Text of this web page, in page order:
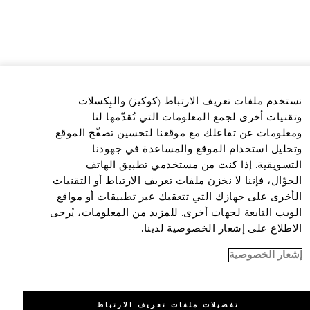
نستخدم ملفات تعريف الارتباط (كوكيز) والبِكسلات
وتقنيات أخرى لجمع المعلومات التي تُقدّمها لنا
ومعلومات عن تفاعلك مع موقعنا لتحسين تصفّح الموقع
وتحليل استخدام الموقع والمساعدة في جهودنا
التسويقية. إذا كنت من مستخدمي تطبيق الهاتف
الجوّال، فإننا لا نخزن ملفات تعريف الارتباط أو التقنيات
الأخرى على جهازك التي تتعقبك عبر تطبيقات أو مواقع
الويب التابعة لجهات أخرى. للمزيد من المعلومات، يُرجى
الاطلاع على إشعار الخصوصية لدينا.
إشعار الخصوصية
تفضيلات ملفات تعريف الارتباط